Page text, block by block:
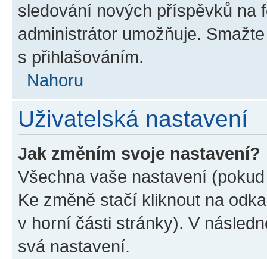
sledování nových příspěvků na
administrátor umožňuje.
s přihlašováním.
Nahoru
Uživatelská nastavení
Jak změním svoje nastavení?
Všechna vaše nastavení
Ke změně stačí kliknout na
v horní části stránky). V
svá nastavení.